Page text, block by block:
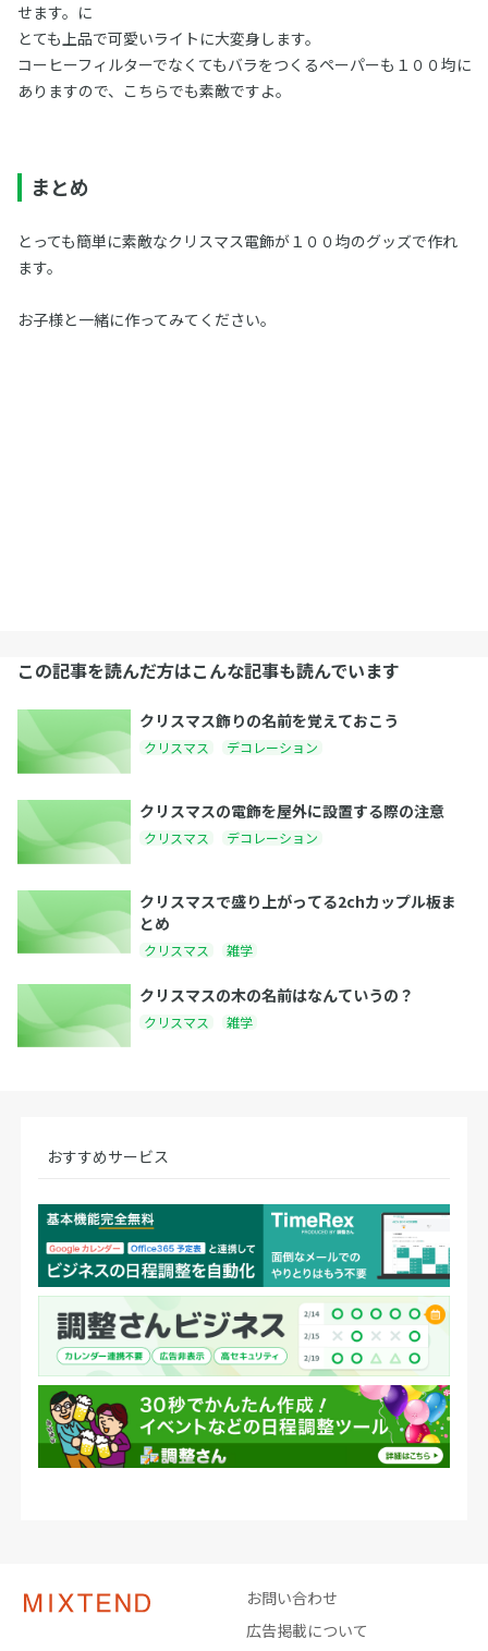
せます。に
とても上品で可愛いライトに大変身します。
コーヒーフィルターでなくてもバラをつくるペーパーも１００均に
ありますので、こちらでも素敵ですよ。
まとめ
とっても簡単に素敵なクリスマス電飾が１００均のグッズで作れ
ます。
お子様と一緒に作ってみてください。
この記事を読んだ方はこんな記事も読んでいます
クリスマス飾りの名前を覚えておこう
クリスマス デコレーション
クリスマスの電飾を屋外に設置する際の注意
クリスマス デコレーション
クリスマスで盛り上がってる2chカップル板ま
とめ
クリスマス 雑学
クリスマスの木の名前はなんていうの？
クリスマス 雑学
おすすめサービス
お問い合わせ
広告掲載について